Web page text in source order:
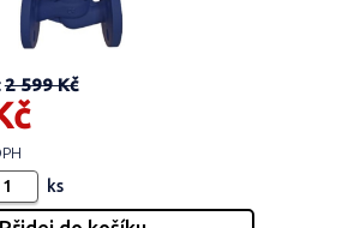
2 599 Kč
ks